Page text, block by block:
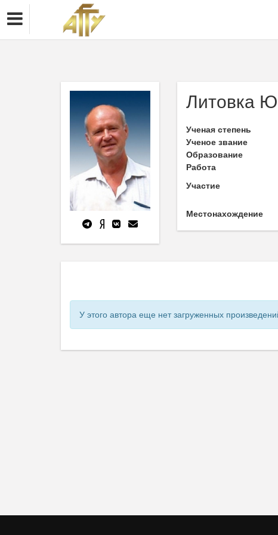
Литовка
Ученая степень
Ученое звание
Образование
Работа
Участие
Местонахождение
У этого автора еще нет загруженных